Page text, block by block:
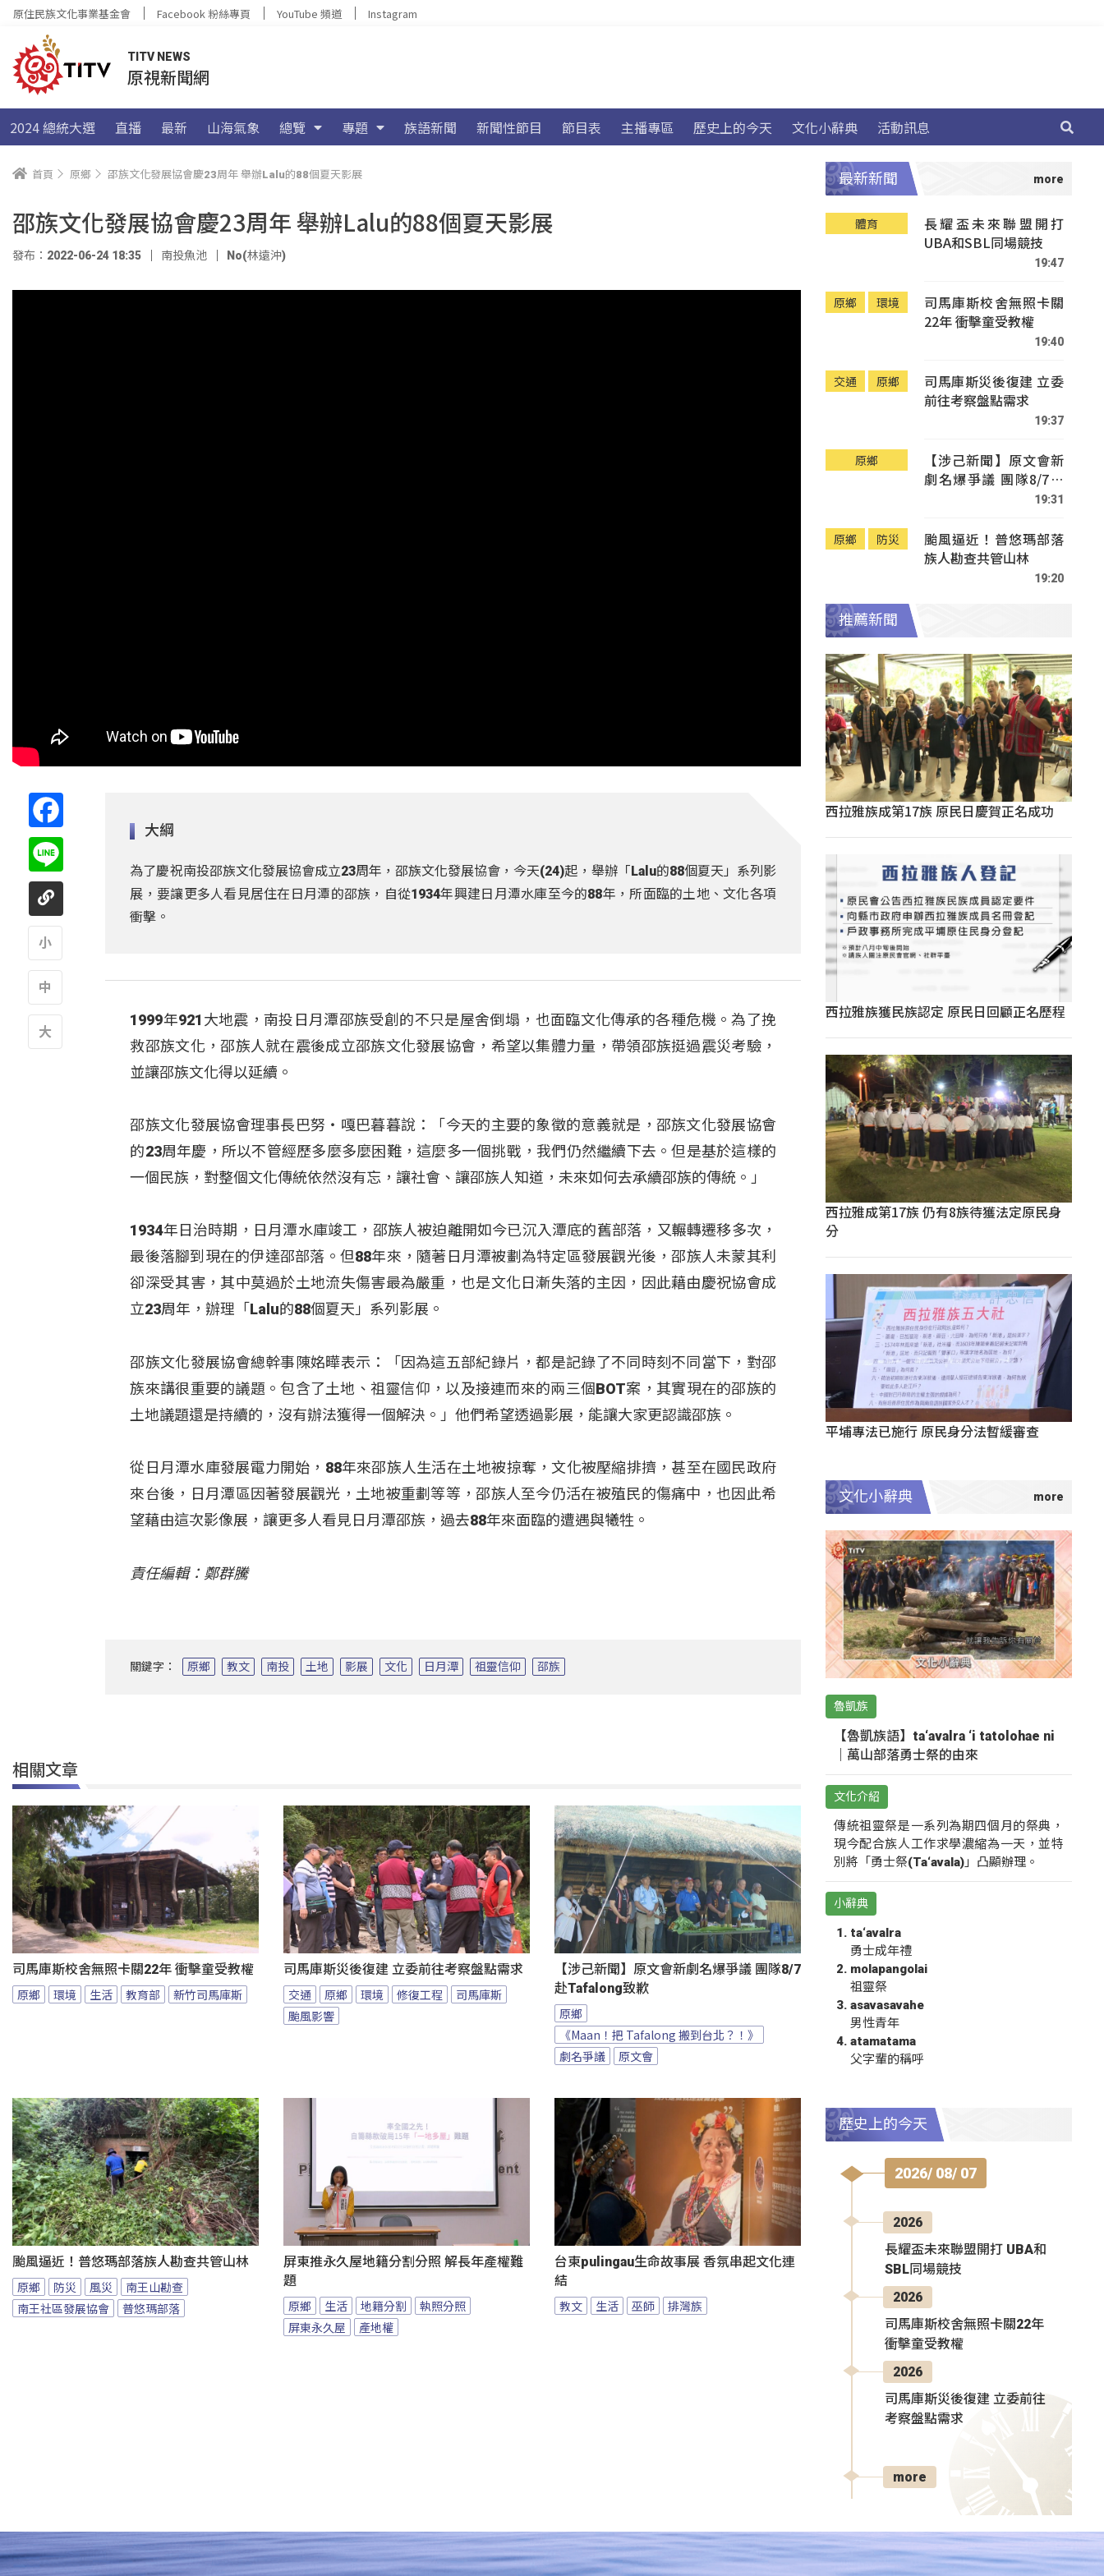
原住民族文化事業基金會 Facebook 粉絲專頁 YouTube 頻道 Instagram
TITV NEWS
原視新聞網
2024 總統大選 直播 最新 山海氣象 總覽 專題 族語新聞 新聞性節目 節目表 主播專區 歷史上的今天 文化小辭典 活動訊息
首頁 原鄉 邵族文化發展協會慶23周年 舉辦Lalu的88個夏天影展
邵族文化發展協會慶23周年 舉辦Lalu的88個夏天影展
發布：2022-06-24 18:35 南投魚池 No(林遠沖)
大綱
為了慶祝南投邵族文化發展協會成立23周年，邵族文化發展協會，今天(24)起，舉辦「Lalu的88個夏天」系列影
展，要讓更多人看見居住在日月潭的邵族，自從1934年興建日月潭水庫至今的88年，所面臨的土地、文化各項
衝擊。
1999年921大地震，南投日月潭邵族受創的不只是屋舍倒塌，也面臨文化傳承的各種危機。為了挽
救邵族文化，邵族人就在震後成立邵族文化發展協會，希望以集體力量，帶領邵族挺過震災考驗，
並讓邵族文化得以延續。
邵族文化發展協會理事長巴努‧嘎巴暮暮說：「今天的主要的象徵的意義就是，邵族文化發展協會
的23周年慶，所以不管經歷多麼多麼困難，這麼多一個挑戰，我們仍然繼續下去。但是基於這樣的
一個民族，對整個文化傳統依然沒有忘，讓社會、讓邵族人知道，未來如何去承續邵族的傳統。」
1934年日治時期，日月潭水庫竣工，邵族人被迫離開如今已沉入潭底的舊部落，又輾轉遷移多次，
最後落腳到現在的伊達邵部落。但88年來，隨著日月潭被劃為特定區發展觀光後，邵族人未蒙其利
卻深受其害，其中莫過於土地流失傷害最為嚴重，也是文化日漸失落的主因，因此藉由慶祝協會成
立23周年，辦理「Lalu的88個夏天」系列影展。
邵族文化發展協會總幹事陳姳曄表示：「因為這五部紀錄片，都是記錄了不同時刻不同當下，對邵
族來講很重要的議題。包含了土地、祖靈信仰，以及接連而來的兩三個BOT案，其實現在的邵族的
土地議題還是持續的，沒有辦法獲得一個解決。」他們希望透過影展，能讓大家更認識邵族。
從日月潭水庫發展電力開始，88年來邵族人生活在土地被掠奪，文化被壓縮排擠，甚至在國民政府
來台後，日月潭區因著發展觀光，土地被重劃等等，邵族人至今仍活在被殖民的傷痛中，也因此希
望藉由這次影像展，讓更多人看見日月潭邵族，過去88年來面臨的遭遇與犧牲。
責任編輯：鄭群騰
關鍵字： 原鄉 教文 南投 土地 影展 文化 日月潭 祖靈信仰 邵族
相關文章
司馬庫斯校舍無照卡關22年 衝擊童受教權
原鄉 環境 生活 教育部 新竹司馬庫斯
司馬庫斯災後復建 立委前往考察盤點需求
交通 原鄉 環境 修復工程
司馬庫斯
颱風影響
【涉己新聞】原文會新劇名爆爭議 團隊8/7
赴Tafalong致歉
原鄉
《Maan！把 Tafalong 搬到台北？！》
劇名爭議
原文會
颱風逼近！普悠瑪部落族人勘查共管山林
原鄉 防災 風災
南王山勘查
南王社區發展協會
普悠瑪部落
屏東推永久屋地籍分割分照 解長年產權難
題
原鄉 生活 地籍分割
執照分照
屏東永久屋
產地權
台東pulingau生命故事展 香氛串起文化連
結
教文 生活 巫師 排灣族
最新新聞
體育
長耀盃未來聯盟開打
UBA和SBL同場競技
19:47
原鄉 環境
司馬庫斯校舍無照卡關
22年 衝擊童受教權
19:40
交通 原鄉
司馬庫斯災後復建 立委
前往考察盤點需求
19:37
原鄉
【涉己新聞】原文會新
劇名爆爭議 團隊8/7赴
19:31
原鄉 防災
颱風逼近！普悠瑪部落
族人勘查共管山林
19:20
推薦新聞
西拉雅族成第17族 原民日慶賀正名成功
西拉雅族獲民族認定 原民日回顧正名歷程
西拉雅成第17族 仍有8族待獲法定原民身
分
平埔專法已施行 原民身分法暫緩審查
文化小辭典
魯凱族
【魯凱族語】ta‘avalra ‘i tatolohae ni
｜萬山部落勇士祭的由來
文化介紹
傳統祖靈祭是一系列為期四個月的祭典，
現今配合族人工作求學濃縮為一天，並特
別將「勇士祭(Ta‘avala)」凸顯辦理。
小辭典
ta‘avalra
勇士成年禮
molapangolai
祖靈祭
asavasavahe
男性青年
atamatama
父字輩的稱呼
歷史上的今天
2026/ 08/ 07
2026
長耀盃未來聯盟開打 UBA和
SBL同場競技
2026
司馬庫斯校舍無照卡關22年
衝擊童受教權
2026
司馬庫斯災後復建 立委前往
考察盤點需求
more